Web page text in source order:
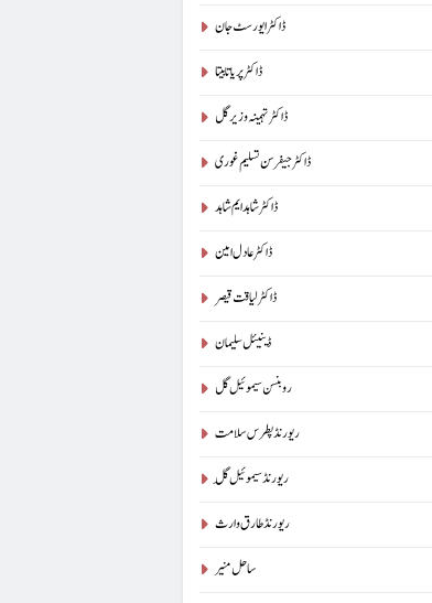
ڈاکٹر ایورسٹ جان
ڈاکٹر پریا تابیتا
ڈاکٹر تہمینہ وزیر گل
ڈاکٹر جیفرسن تسلیم غوری
ڈاکٹر شاہد ایم شاہد
ڈاکٹر عادل امین
ڈاکٹر لیاقت قیصر
ڈینیئل سلیمان
روبنسن سیموئیل گل
ریورنڈ پطرس سلامت
ریورنڈ سیموئیل گِل
ریورنڈ طارق وارث
ساحل منیر